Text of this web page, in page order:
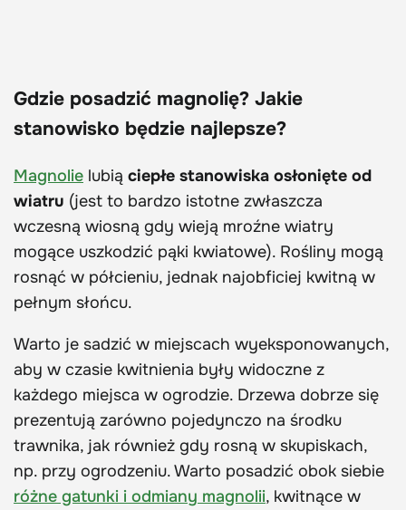
Gdzie posadzić magnolię? Jakie
stanowisko będzie najlepsze?
Magnolie lubią ciepłe stanowiska osłonięte od
wiatru (jest to bardzo istotne zwłaszcza
wczesną wiosną gdy wieją mroźne wiatry
mogące uszkodzić pąki kwiatowe). Rośliny mogą
rosnąć w półcieniu, jednak najobficiej kwitną w
pełnym słońcu.
Warto je sadzić w miejscach wyeksponowanych,
aby w czasie kwitnienia były widoczne z
każdego miejsca w ogrodzie. Drzewa dobrze się
prezentują zarówno pojedynczo na środku
trawnika, jak również gdy rosną w skupiskach,
np. przy ogrodzeniu. Warto posadzić obok siebie
różne gatunki i odmiany magnolii, kwitnące w